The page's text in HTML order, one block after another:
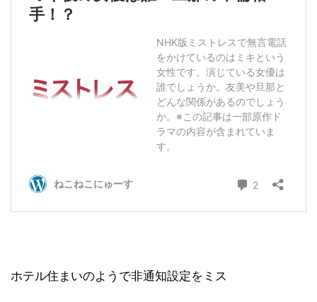
ホテル住まいのようで非通知設定をミス